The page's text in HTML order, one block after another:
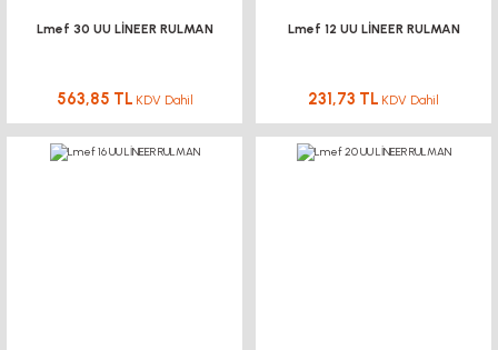
Lmef 30 UU LİNEER RULMAN
563,85 TL KDV Dahil
Lmef 12 UU LİNEER RULMAN
231,73 TL KDV Dahil